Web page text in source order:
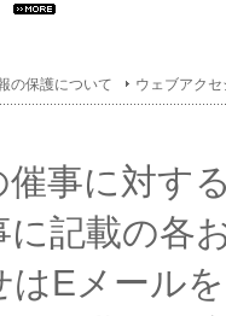
フォ
メー
覧
の保護について ウェブアク
催事に対す
に記載の各
はEメール